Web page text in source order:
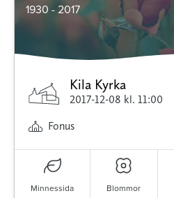
1930 - 2017
Kila Kyrka
2017-12-08 kl. 11:00
Fonus
Minnessida Blommor